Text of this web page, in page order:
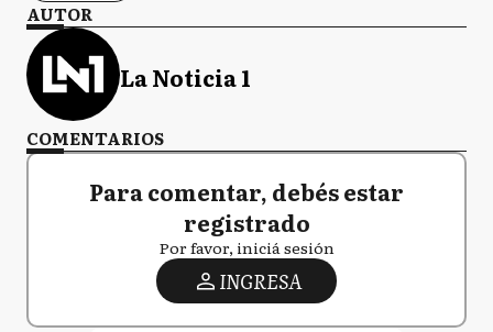
AUTOR
La Noticia 1
COMENTARIOS
Para comentar, debés estar
registrado
Por favor, iniciá sesión
INGRESA